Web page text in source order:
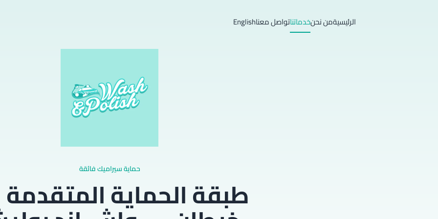
الرئيسيةمن نحنخدماتناتواصل معناEnglish
حماية سيراميك فائقة
طبقة الحماية